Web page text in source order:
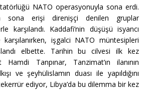
NATO operasyonuyla sona erdi.
sona erişi direnişçi denilen gruplar
karşılandı. Kaddafi’nin düşüşü isyancı
işgalci NATO müntesipleri
elbette. Tarihin bu cilvesi ilk kez
Hamdi Tanpınar, Tanzimat’ın ilanının
ve şeyhülislamın duası ile yapıldığını
ediyor, Libya’da bu dilemma bir kez